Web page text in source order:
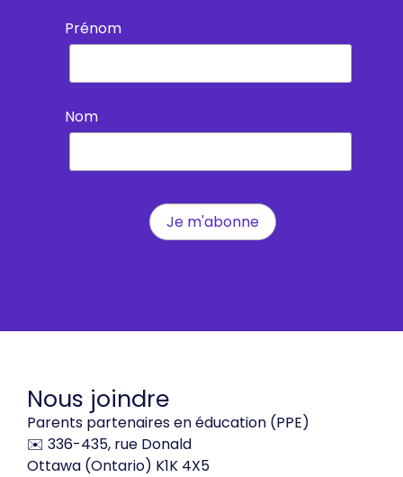
Prénom
Nom
Nous joindre
Parents partenaires en éducation (PPE)
✉️ 336-435, rue Donald
Ottawa (Ontario) K1K 4X5